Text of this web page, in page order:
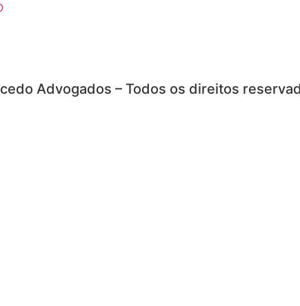
Advogados – Todos os direitos